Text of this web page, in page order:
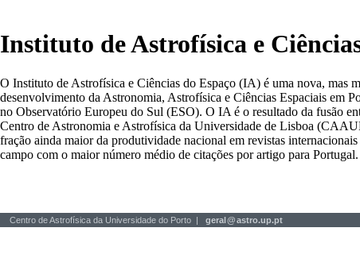
Instituto de Astrofísica e
O Instituto de Astrofísica e Ciências do Espaço (IA) é uma nova, mas
desenvolvimento da Astronomia, Astrofísica e Ciências Espaciais em
no Observatório Europeu do Sul (ESO). O IA é o resultado da fusão
Centro de Astronomia e Astrofísica da Universidade de Lisboa
fração ainda maior da produtividade nacional em revistas
campo com o maior número médio de citações por artigo para Portugal.
Centro de Astrofísica da Universidade do Porto | geral@astro.up.pt